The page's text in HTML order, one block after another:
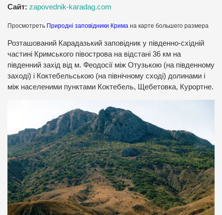
Сайт: zapovednik-karadag.com
Просмотреть Природні заповідники Крима на карте большего размера
Розташований Карадазький заповідник у південно-східній
частині Кримського півострова на відстані 36 км на
південний захід від м. Феодосії між Отузькою (на південному
заході) і Коктебельською (на північному сході) долинами і
між населеними пунктами Коктебель, Щебетовка, Курортне.